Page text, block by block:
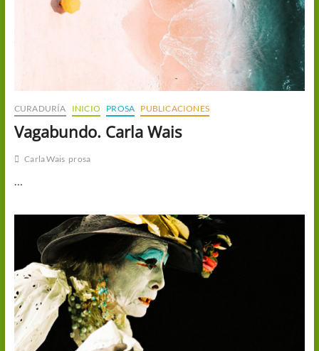
CURADURÍA INICIO PROSA PUBLICACIONES
Vagabundo. Carla Wais
Carla Wais prosa